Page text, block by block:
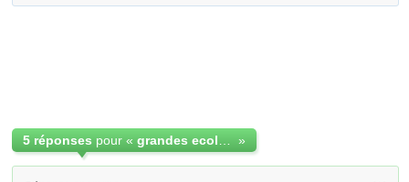
5 réponses pour « »